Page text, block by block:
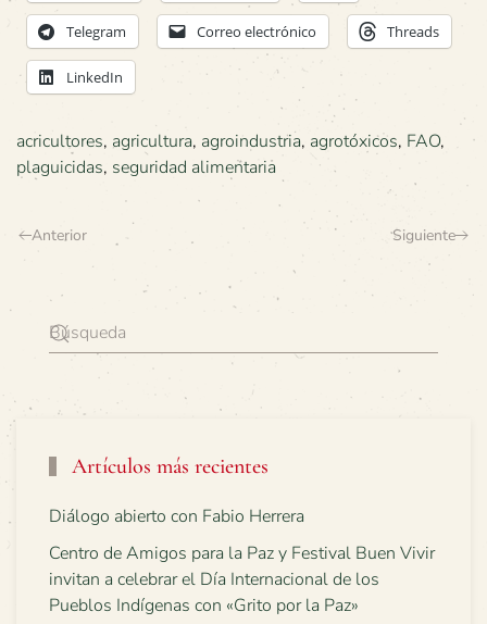
Telegram Correo electrónico Threads
LinkedIn
acricultores, agricultura, agroindustria, agrotóxicos, FAO,
plaguicidas, seguridad alimentaria
Anterior Siguiente
Artículos más recientes
Diálogo abierto con Fabio Herrera
Centro de Amigos para la Paz y Festival Buen Vivir
invitan a celebrar el Día Internacional de los
Pueblos Indígenas con «Grito por la Paz»